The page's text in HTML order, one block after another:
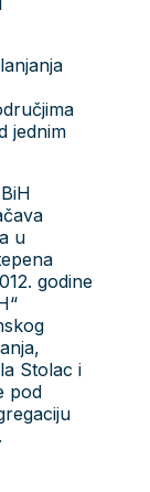
jednim
u
godine
Stolac i
pod